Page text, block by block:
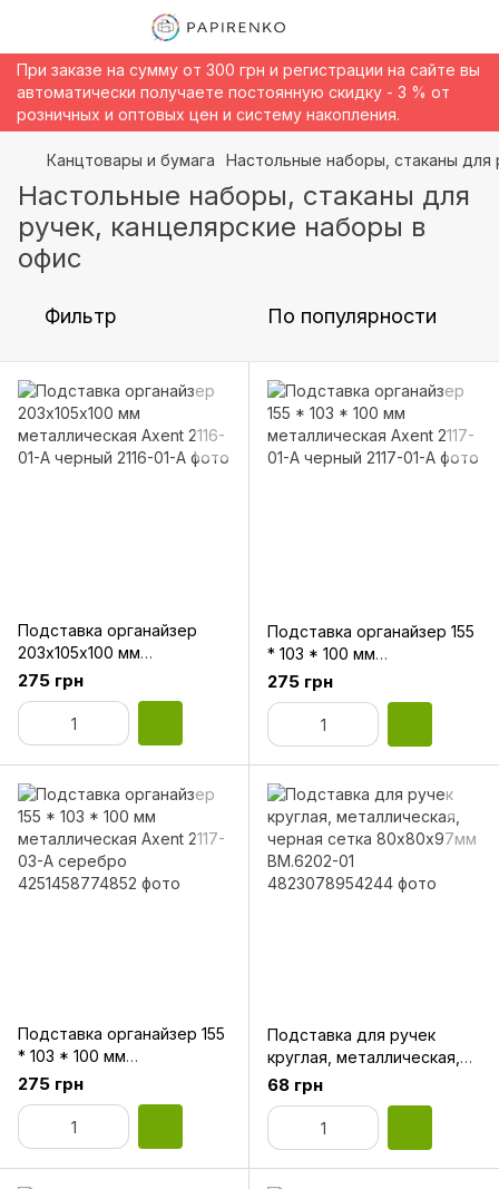
При заказе на сумму от 300 грн и регистрации на сайте вы
автоматически получаете постоянную скидку - 3 % от
розничных и оптовых цен и систему накопления.
Канцтовары и бумага Настольные наборы, стаканы для
Настольные наборы, стаканы для
ручек, канцелярские наборы в
офис
Фильтр По популярности
Подставка органайзер
203х105х100 мм
металлическая Axent 2116-
01-A черный
275 грн
Подставка органайзер 155
* 103 * 100 мм
металлическая Axent 2117-
01-А черный
275 грн
Подставка органайзер 155
* 103 * 100 мм
металлическая Axent 2117-
03-A серебро
275 грн
Подставка для ручек
круглая, металлическая,
черная сетка 80х80х97мм
BM.6202-01
68 грн